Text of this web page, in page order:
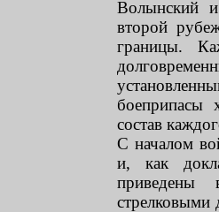
Волынский и
второй
границы.
боеприпасы
состав
С началом
и, как
приведены
стрелковыми